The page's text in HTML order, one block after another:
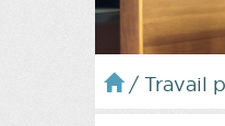
/ Travail